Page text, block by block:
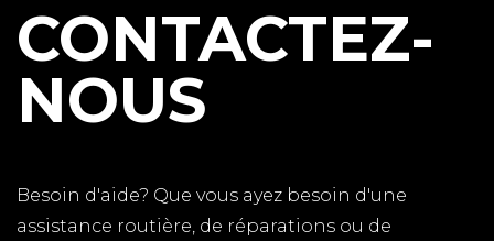
CONTACTEZ-
NOUS
Besoin d'aide? Que vous ayez besoin d'une
assistance routière, de réparations ou de